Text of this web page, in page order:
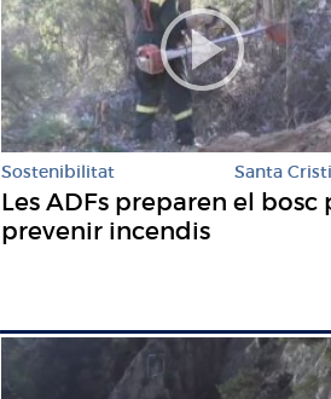
Sostenibilitat Santa
Les ADFs preparen el bosc
prevenir incendis